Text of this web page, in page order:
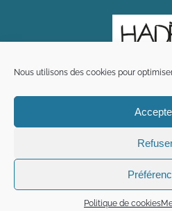
Nous utilisons des cookies pour
Politique de cookies
Mentions